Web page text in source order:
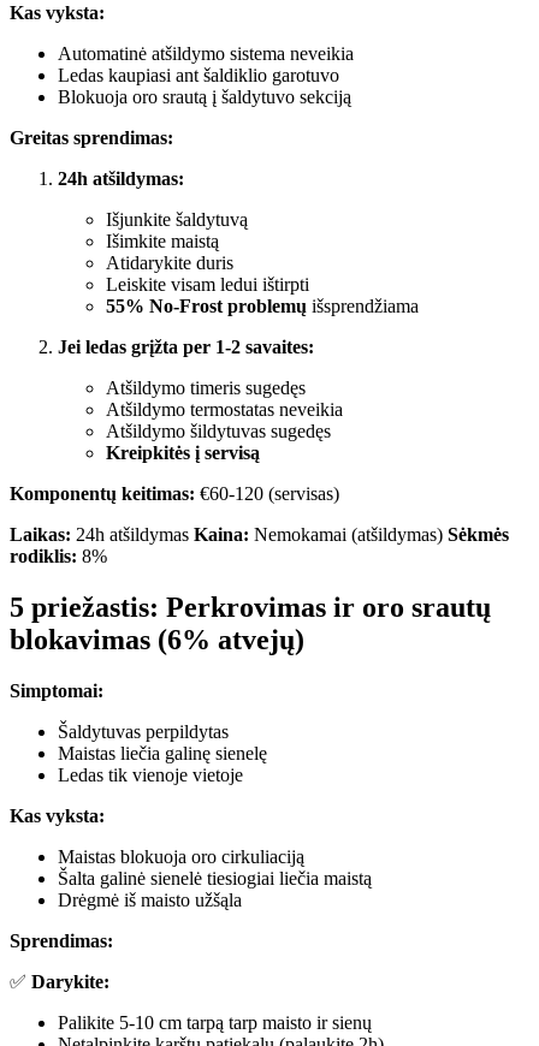
Kas vyksta:
Automatinė atšildymo sistema neveikia
Ledas kaupiasi ant šaldiklio garotuvo
Blokuoja oro srautą į šaldytuvo sekciją
Greitas sprendimas:
24h atšildymas:
Išjunkite šaldytuvą
Išimkite maistą
Atidarykite duris
Leiskite visam ledui ištirpti
55% No-Frost problemų išsprendžiama
Jei ledas grįžta per 1-2 savaites:
Atšildymo timeris sugedęs
Atšildymo termostatas neveikia
Atšildymo šildytuvas sugedęs
Kreipkitės į servisą
Komponentų keitimas: €60-120 (servisas)
Laikas: 24h atšildymas Kaina: Nemokamai (atšildymas) Sėkmės
rodiklis: 8%
5 priežastis: Perkrovimas ir oro srautų
blokavimas (6% atvejų)
Simptomai:
Šaldytuvas perpildytas
Maistas liečia galinę sienelę
Ledas tik vienoje vietoje
Kas vyksta:
Maistas blokuoja oro cirkuliaciją
Šalta galinė sienelė tiesiogiai liečia maistą
Drėgmė iš maisto užšąla
Sprendimas:
✅ Darykite:
Palikite 5-10 cm tarpą tarp maisto ir sienų